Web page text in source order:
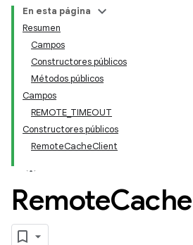
En esta página
Resumen
Campos
Constructores públicos
Métodos públicos
Campos
REMOTE_TIMEOUT
Constructores públicos
RemoteCacheClient
RemoteCache